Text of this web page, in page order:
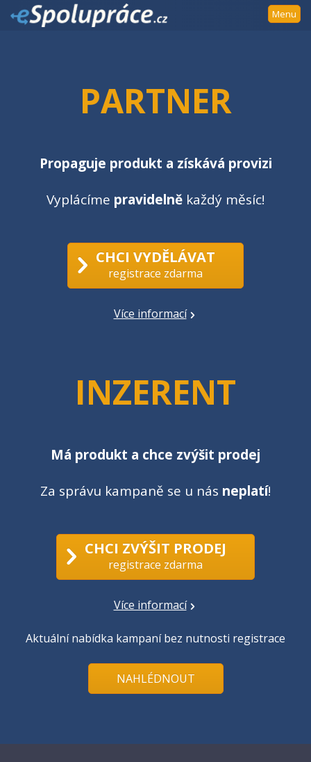
Přejít
k
sloupci
Klávesové
Menu
PARTNER
Propaguje produkt a získává provizi
Vyplácíme pravidelně každý měsíc!
CHCI VYDĚLÁVAT
registrace zdarma
Více informací
INZERENT
Má produkt a chce zvýšit prodej
Za správu kampaně se u nás neplatí!
CHCI ZVÝŠIT PRODEJ
registrace zdarma
Více informací
Aktuální nabídka kampaní bez nutnosti registrace
NAHLÉDNOUT